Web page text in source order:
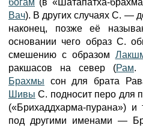
богам (в «Шатапатха-
Вач). В других случаях С. —
наконец, позже её
основании чего образ С.
смешению с образом
ракшасов на север (Рам.
Брахмы сон для брата
Шивы С. подносит перо для
(«Брихаддхарма-пурана»)
под другими именами —